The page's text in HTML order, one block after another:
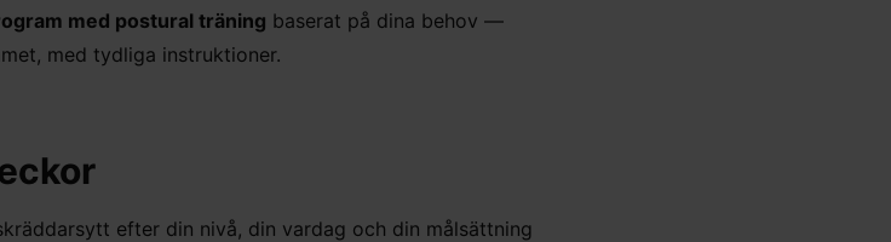
med postural träning baserat på dina behov —
med tydliga instruktioner.
efter din nivå, din vardag och din målsättning